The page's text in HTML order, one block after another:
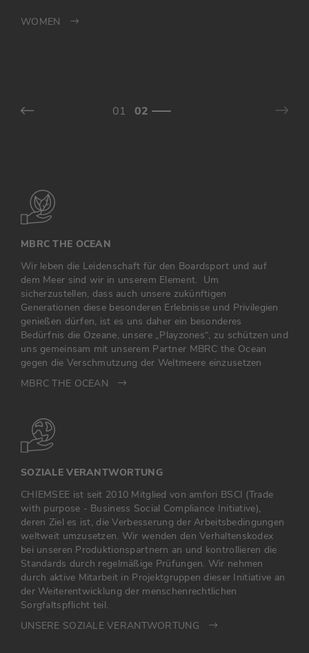
WOMEN
MBRC THE OCEAN
Wir leben die Leidenschaft für den Boardsport und auf
dem Meer sind wir in unserem Element. Um
sicherzustellen, dass auch unsere zukünftigen
Generationen diese besonderen Erlebnisse und Privilegien
genießen dürfen, ist es uns daher ein besonderes
Bedürfnis die Ozeane, unsere „Playzones“, zu schützen und
uns gemeinsam mit unserem Partner MBRC the Ocean
gegen die Verschmutzung der Weltmeere einzusetzen
MBRC THE OCEAN
SOZIALE VERANTWORTUNG
CHIEMSEE ist seit 2010 Mitglied von amfori BSCI (Trade
with purpose - Business Social Compliance Initiative),
deren Ziel es ist, die Verbesserung der Arbeitsbedingungen
weltweit umzusetzen. Wir wenden den Verhaltenskodex
bei unseren Produktionspartnern an und kontrollieren die
Standards durch regelmäßige Prüfungen. Wir nehmen
durch aktive Mitarbeit in Projektgruppen dieser Initiative an
der Weiterentwicklung der menschenrechtlichen
Sorgfaltspflicht teil.
UNSERE SOZIALE VERANTWORTUNG